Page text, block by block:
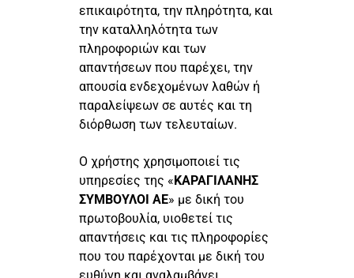
επικαιρότητα, την πληρότητα, και
την καταλληλότητα των
πληροφοριών και των
απαντήσεων που παρέχει, την
απουσία ενδεχομένων λαθών ή
παραλείψεων σε αυτές και τη
διόρθωση των τελευταίων.
Ο χρήστης χρησιμοποιεί τις
υπηρεσίες της «ΚΑΡΑΓΙΛΑΝΗΣ
ΣΥΜΒΟΥΛΟΙ ΑΕ» με δική του
πρωτοβουλία, υιοθετεί τις
απαντήσεις και τις πληροφορίες
που του παρέχονται με δική του